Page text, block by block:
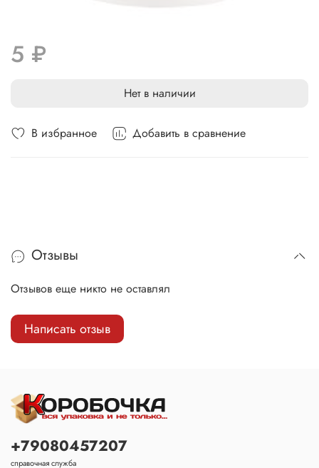
В избранное Добавить в сравнение
5 ₽
Нет в наличии
Отзывы
Отзывов еще никто не оставлял
Написать отзыв
+79080457207
справочная служба